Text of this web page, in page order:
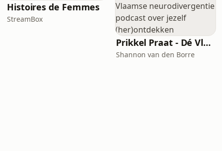
Histoires de Femmes
StreamBox
Prikkel Praat - Dé Vlaamse neurodivergentie podcast over jezelf (her)ontdekken
Shannon van den Borre